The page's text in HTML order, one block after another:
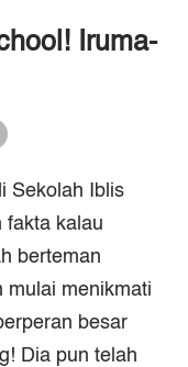
Iruma-
Sekolah Iblis
fakta kalau
berteman
mulai menikmati
besar
Dia pun telah